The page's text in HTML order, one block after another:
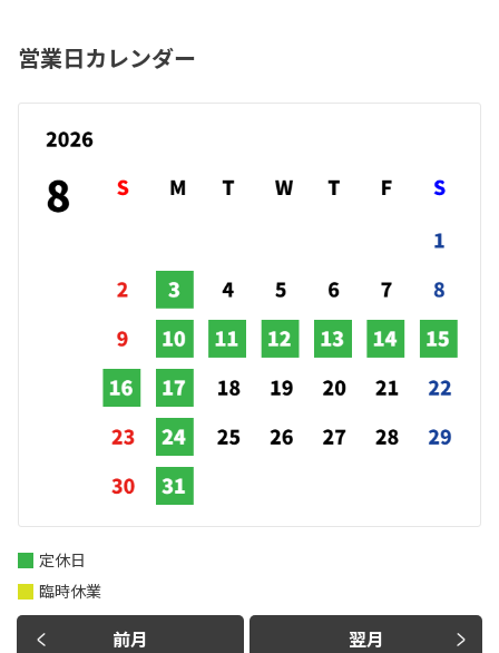
営業日カレンダー
前月 翌月
定休日
臨時休業